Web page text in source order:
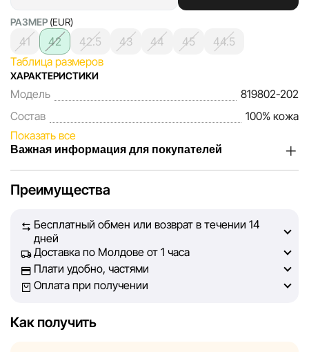
РАЗМЕР (EUR)
41 42 42.5 43 44 45
44.5
Таблица размеров
ХАРАКТЕРИСТИКИ
Модель
819802-202
Состав
100% кожа
Показать все
Важная информация для покупателей
наших покупателей. Каждый день мы работаем над тем,
на сайте, была максимально полной, объективной и
актуальной. Наша цель — обеспечить вас достоверной
информацией, чтобы вы смогли принять лучшее
решение о покупке.
не может гарантировать абсолютную точность всех
Преимущества
Бесплатный обмен или возврат в течении 14
дней
Доставка по Молдове от 1 часа
Плати удобно, частями
Оплата при получении
Как получить